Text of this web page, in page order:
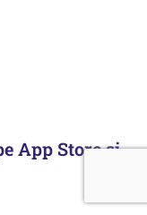
App Store și